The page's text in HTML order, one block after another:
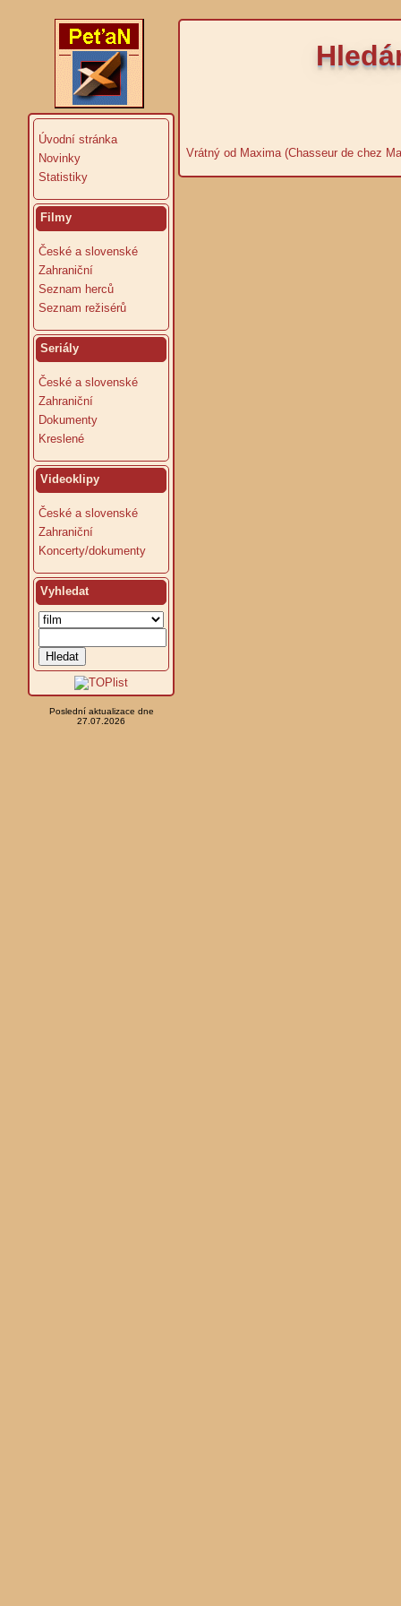
Úvodní stránka
Novinky
Statistiky
Filmy
České a slovenské
Zahraniční
Seznam herců
Seznam režisérů
Seriály
České a slovenské
Zahraniční
Dokumenty
Kreslené
Videoklipy
České a slovenské
Zahraniční
Koncerty/dokumenty
Vyhledat
Poslední aktualizace dne
27.07.2026
Vrátný od Maxima (Chasseur de chez